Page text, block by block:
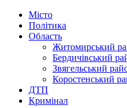
Місто
Політика
Область
Житомирський
Бердичівський
Звягельський
Коростенський
ДТП
Кримінал